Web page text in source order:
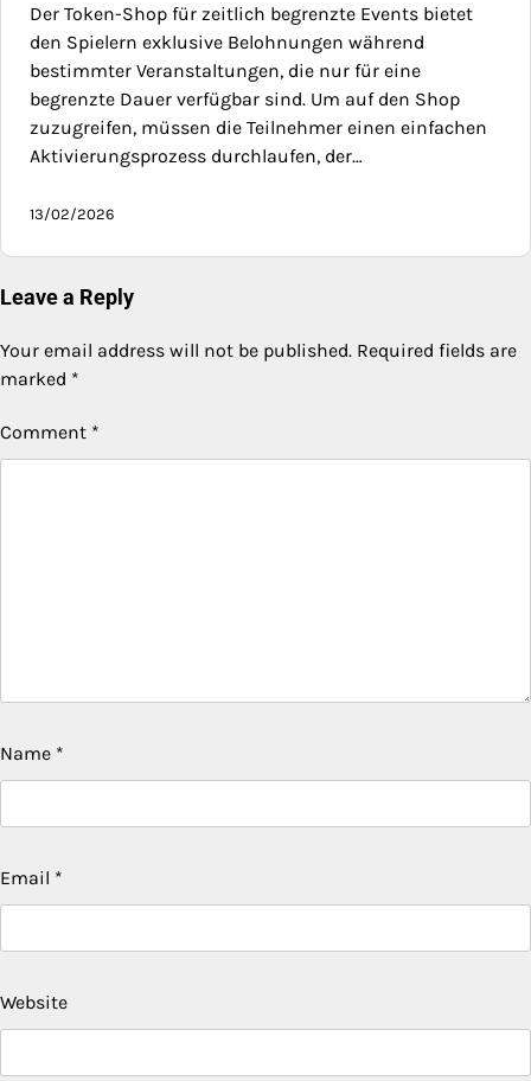
Der Token-Shop für zeitlich begrenzte Events bietet
den Spielern exklusive Belohnungen während
bestimmter Veranstaltungen, die nur für eine
begrenzte Dauer verfügbar sind. Um auf den Shop
zuzugreifen, müssen die Teilnehmer einen einfachen
Aktivierungsprozess durchlaufen, der…
13/02/2026
Leave a Reply
Your email address will not be published. Required fields are
marked *
Comment *
Name *
Email *
Website